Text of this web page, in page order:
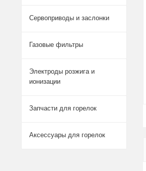
Сервоприводы и заслонки
Газовые фильтры
Электроды розжига и
ионизации
Запчасти для горелок
Аксессуары для горелок